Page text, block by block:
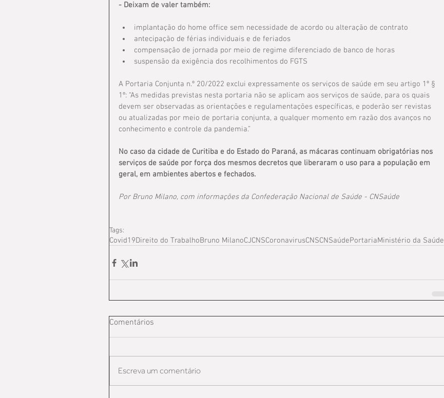
- Deixam de valer também:
implantação do home office sem necessidade de acordo ou alteração de contrato
antecipação de férias individuais e de feriados
compensação de jornada por meio de regime diferenciado de banco de horas
suspensão da exigência dos recolhimentos do FGTS
A Portaria Conjunta n.º 20/2022 exclui expressamente os serviços de saúde em seu artigo 1º §
1º: “As medidas previstas nesta portaria não se aplicam aos serviços de saúde, para os quais
devem ser observadas as orientações e regulamentações específicas, e poderão ser revistas
ou atualizadas por meio de portaria conjunta, a qualquer momento em razão dos avanços no
conhecimento e controle da pandemia.”
No caso da cidade de Curitiba e do Estado do Paraná, as mácaras continuam obrigatórias nos
serviços de saúde por força dos mesmos decretos que liberaram o uso para a população em
geral, em ambientes abertos e fechados.
Por Bruno Milano, com informações da Confederação Nacional de Saúde - CNSaúde
Tags:
Covid19Direito do TrabalhoBruno MilanoCJCNSCoronavirusCNSCNSaúdePortariaMinistério da Saúde
Comentários
Escreva um comentário